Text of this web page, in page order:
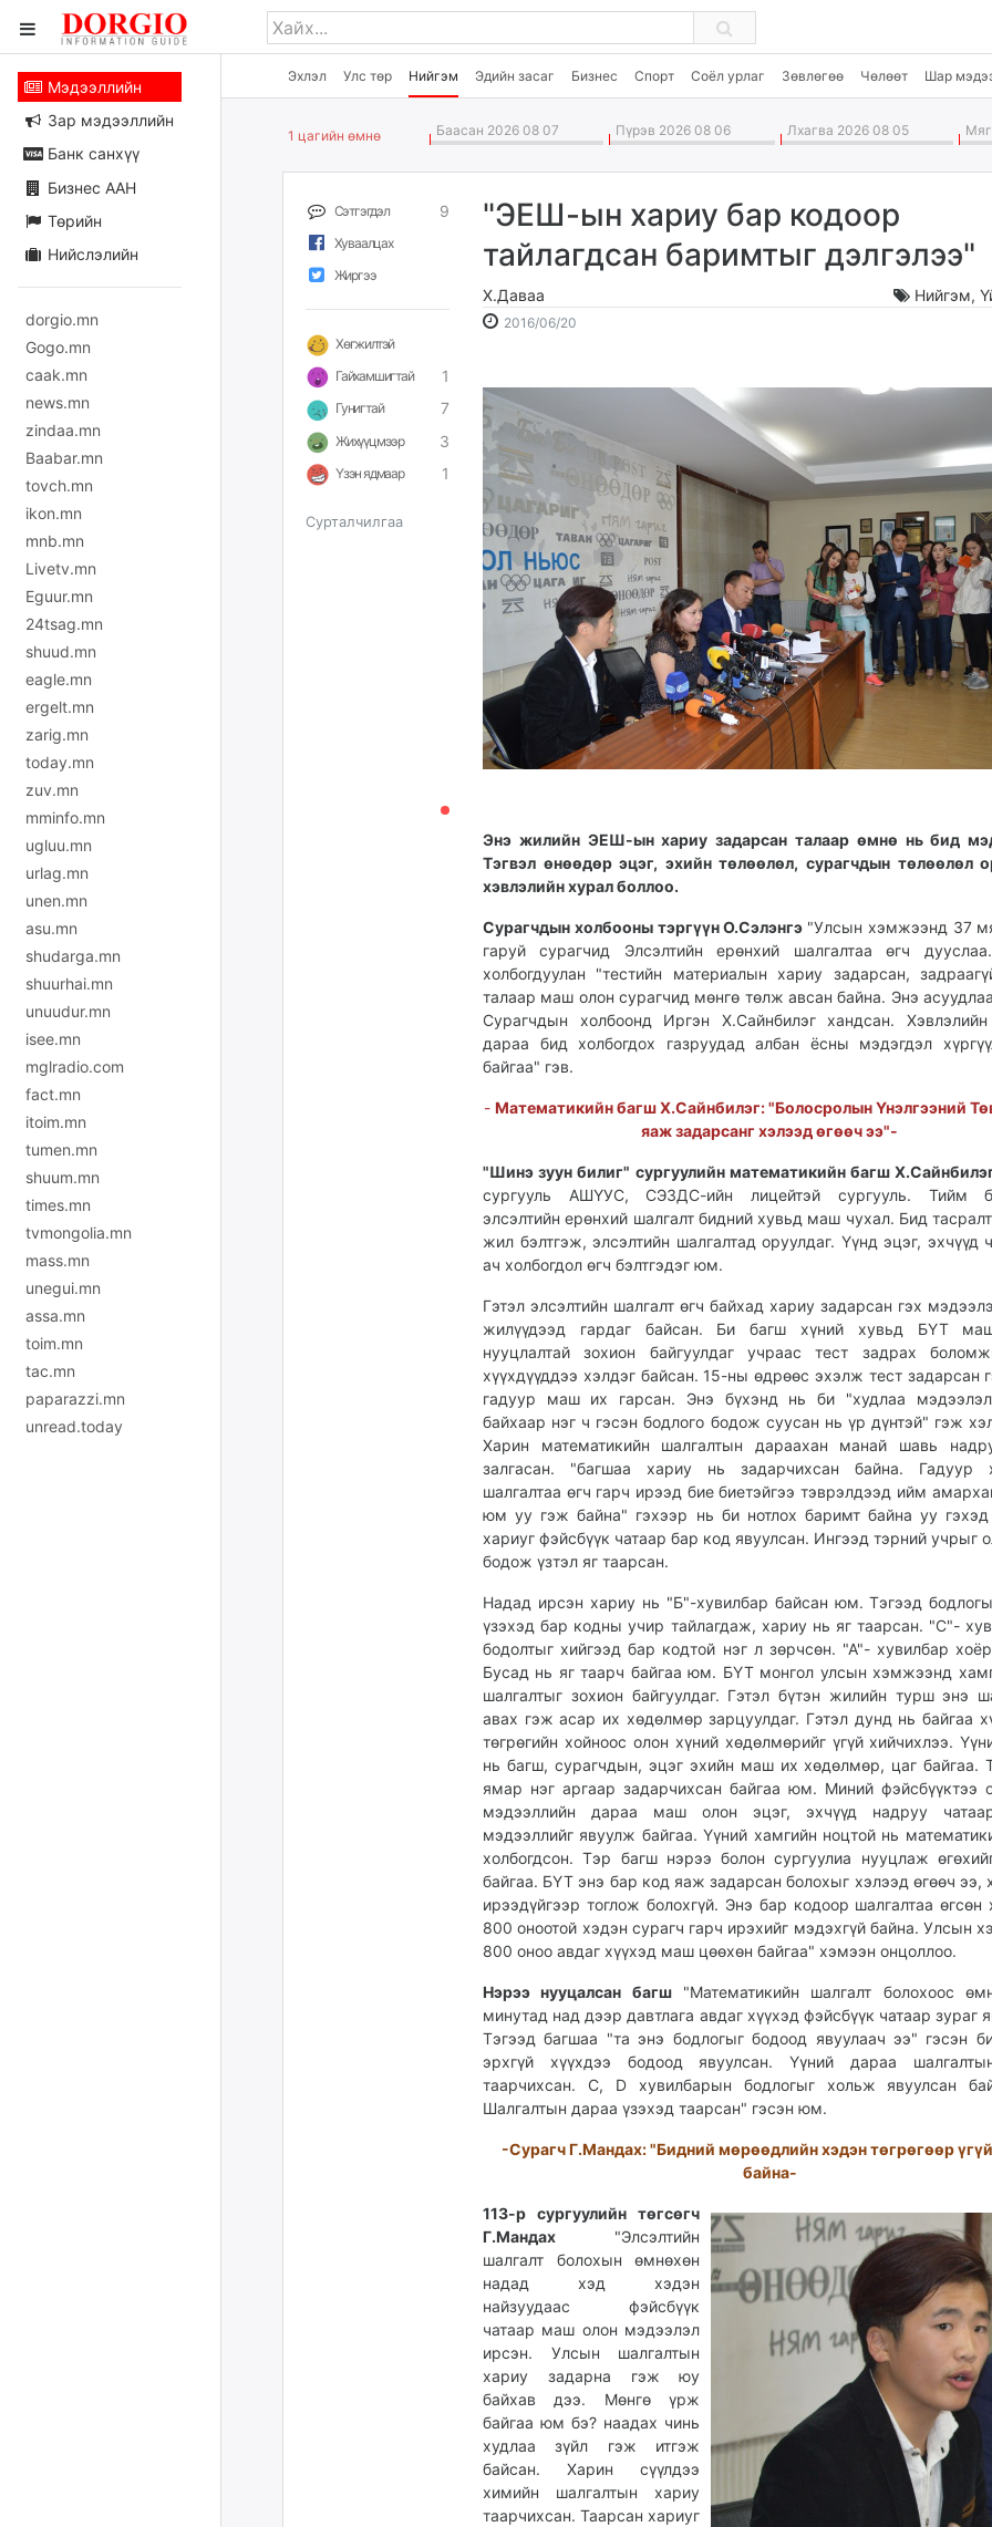
Эхлэл Улс төр Нийгэм Эдийн засаг Бизнес Спорт Соёл урлаг Зөвлөгөө Чөлөөт Шар
Мэдээллийн
Зар мэдээллийн
Банк санхүү
Бизнес ААН
Төрийн
Нийслэлийн
dorgio.mn
Gogo.mn
caak.mn
news.mn
zindaa.mn
Baabar.mn
tovch.mn
ikon.mn
mnb.mn
Livetv.mn
Eguur.mn
24tsag.mn
shuud.mn
eagle.mn
ergelt.mn
zarig.mn
today.mn
zuv.mn
mminfo.mn
ugluu.mn
urlag.mn
unen.mn
asu.mn
shudarga.mn
shuurhai.mn
unuudur.mn
isee.mn
mglradio.com
fact.mn
itoim.mn
tumen.mn
shuum.mn
times.mn
tvmongolia.mn
mass.mn
unegui.mn
assa.mn
toim.mn
tac.mn
paparazzi.mn
unread.today
1 цагийн өмнө Баасан 2026 08 07 Пүрэв 2026 08 06 Лхагва 2026 08 05
Сэтгэгдэл 9
Хуваалцах
Жиргээ
Хөгжилтэй
Гайхамшигтай
1
Гунигтай 7
Жихүүцмээр 3
Үзэн ядмаар 1
Сурталчилгаа
"ЭЕШ-ын хариу бар кодоор
тайлагдсан баримтыг дэлгэлээ"
Х.Даваа Нийгэм,
2016/06/20
Энэ жилийн ЭЕШ-ын хариу задарсан талаар өмнө нь бид
Тэгвэл өнөөдөр эцэг, эхийн төлөөлөл, сурагчдын төлөөлөл
хэвлэлийн хурал боллоо.
Сурагчдын холбооны тэргүүн О.Сэлэнгэ "Улсын хэмжээнд 37
гаруй сурагчид Элсэлтийн ерөнхий шалгалтаа өгч
холбогдуулан "тестийн материалын хариу задарсан,
талаар маш олон сурагчид мөнгө төлж авсан байна. Энэ
Сурагчдын холбоонд Иргэн Х.Сайнбилэг хандсан.
дараа бид холбогдох газруудад албан ёсны мэдэгдэл
байгаа" гэв.
-Математикийн багш Х.Сайнбилэг: "Болосролын Үнэлгээний
яаж задарсанг хэлээд өгөөч ээ"-
"Шинэ зуун билиг" сургуулийн математикийн багш
сургууль АШҮУС, СЭЗДС-ийн лицейтэй сургууль. Тийм
элсэлтийн ерөнхий шалгалт бидний хувьд маш чухал. Бид
жил бэлтгэж, элсэлтийн шалгалтад оруулдаг. Үүнд эцэг, эхчүүд
ач холбогдол өгч бэлтгэдэг юм.
Гэтэл элсэлтийн шалгалт өгч байхад хариу задарсан гэх
жилүүдээд гардаг байсан. Би багш хүний хувьд БҮТ
нууцлалтай зохион байгуулдаг учраас тест задрах
хүүхдүүддээ хэлдэг байсан. 15-ны өдрөөс эхэлж тест задарсан
гадуур маш их гарсан. Энэ бүхэнд нь би "худлаа
байхаар нэг ч гэсэн бодлого бодож суусан нь үр дүнтэй" гэж
Харин математикийн шалгалтын дараахан манай шавь
залгасан. "багшаа хариу нь задарчихсан байна. Гадуур
шалгалтаа өгч гарч ирээд бие биетэйгээ тэврэлдээд ийм
юм уу гэж байна" гэхээр нь би нотлох баримт байна уу гэхэд
хариуг фэйсбүүк чатаар бар код явуулсан. Ингээд тэрний учрыг
бодож үзтэл яг таарсан.
Надад ирсэн хариу нь "Б"-хувилбар байсан юм. Тэгээд
үзэхэд бар кодны учир тайлагдаж, хариу нь яг таарсан. "С"-
бодолтыг хийгээд бар кодтой нэг л зөрчсөн. "А"- хувилбар
Бусад нь яг таарч байгаа юм. БҮТ монгол улсын хэмжээнд
шалгалтыг зохион байгуулдаг. Гэтэл бүтэн жилийн турш энэ
авах гэж асар их хөдөлмөр зарцуулдаг. Гэтэл дунд нь байгаа
төгрөгийн хойноос олон хүний хөдөлмөрийг үгүй хийчихлээ.
нь багш, сурагчдын, эцэг эхийн маш их хөдөлмөр, цаг байгаа.
ямар нэг аргаар задарчихсан байгаа юм. Миний фэйсбүүктээ
мэдээллийн дараа маш олон эцэг, эхчүүд надруу
мэдээллийг явуулж байгаа. Үүний хамгийн ноцтой нь
холбогдсон. Тэр багш нэрээ болон сургуулиа нууцлаж
байгаа. БҮТ энэ бар код яаж задарсан болохыг хэлээд өгөөч ээ,
ирээдүйгээр тоглож болохгүй. Энэ бар кодоор шалгалтаа өгсөн
800 оноотой хэдэн сурагч гарч ирэхийг мэдэхгүй байна. Улсын
800 оноо авдаг хүүхэд маш цөөхөн байгаа" хэмээн онцоллоо.
Нэрээ нууцалсан багш"Математикийн шалгалт болохоос
минутад над дээр давтлага авдаг хүүхэд фэйсбүүк чатаар зураг
Тэгээд багшаа "та энэ бодлогыг бодоод явуулаач ээ" гэсэн
эрхгүй хүүхдээ бодоод явуулсан. Үүний дараа
таарчихсан. С, D хувилбарын бодлогыг хольж явуулсан
Шалгалтын дараа үзэхэд таарсан" гэсэн юм.
-Сурагч Г.Мандах: "Бидний мөрөөдлийн хэдэн төгрөгөөр
байна-
113-р сургуулийн төгсөгч
Г.Мандах "Элсэлтийн
шалгалт болохын өмнөхөн
надад хэд хэдэн
найзуудаас фэйсбүүк
чатаар маш олон мэдээлэл
ирсэн. Улсын шалгалтын
хариу задарна гэж юу
байхав дээ. Мөнгө үрж
байгаа юм бэ? наадах чинь
худлаа зүйл гэж итгэж
байсан. Харин сүүлдээ
химийн шалгалтын хариу
таарчихсан. Таарсан хариуг